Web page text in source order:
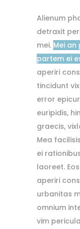
Alienum
detraxit
mei. Mei an
partem ei
aperiri
tincidunt
error
euripidis,
graecis,
Mea
ei
laoreet.
aperiri
urbanitas
omnium
vim